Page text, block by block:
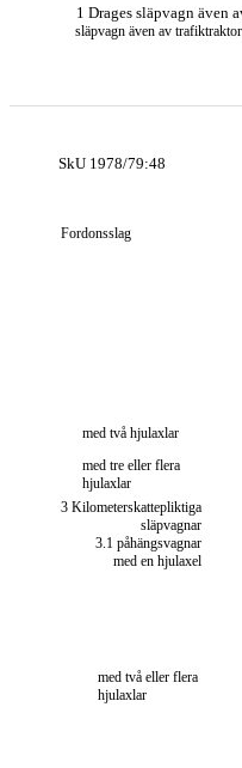
1 Drages släpvagn även
släpvagn även av
SkU 1978/79:48
Fordonsslag
med två hjulaxlar
med tre eller flera
hjulaxlar
3 Kilometerskattepliktiga
släpvagnar
3.1 påhängsvagnar
med en hjulaxel
med två eller flera
hjulaxlar